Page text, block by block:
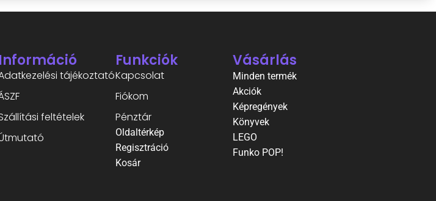
Információ
tájékoztató
feltételek
Funkciók
Kapcsolat
Fiókom
Pénztár
Oldaltérkép
Regisztráció
Kosár
Vásárlás
Minden termék
Akciók
Képregények
Könyvek
LEGO
Funko POP!